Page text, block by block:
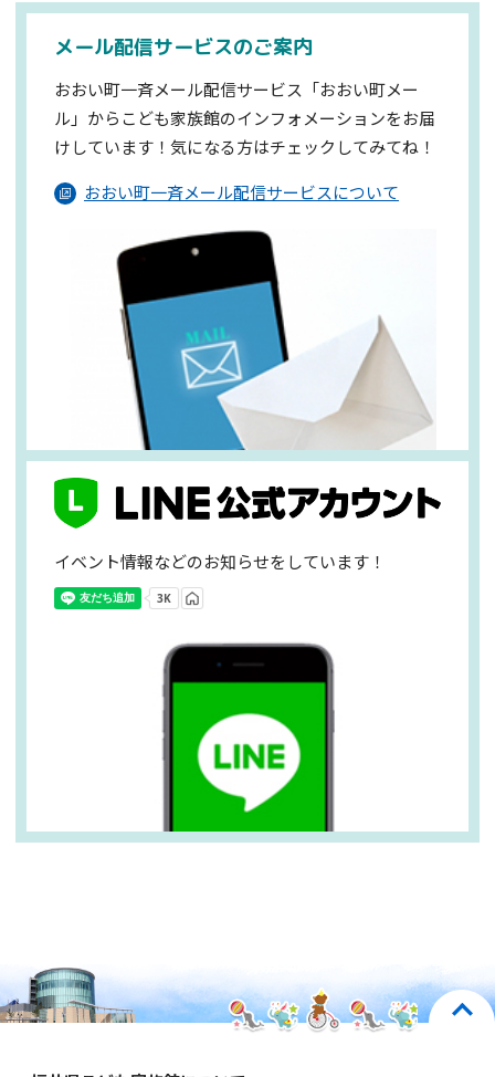
メール配信サービスのご案内
おおい町一斉メール配信サービス「おおい町メー
ル」からこども家族館のインフォメーションをお届
けしています！気になる方はチェックしてみてね！
おおい町一斉メール配信サービスについて
イベント情報などのお知らせをしています！